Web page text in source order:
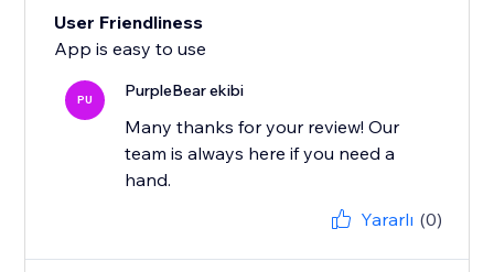
User Friendliness
App is easy to use
PU PurpleBear ekibi
Many thanks for your review! Our
team is always here if you need a
hand.
Yararlı (0)